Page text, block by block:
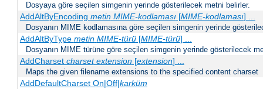
Dosyaya göre seçilen simgenin yerinde gösterilecek metni belirler.
AddAltByEncoding metin MIME-kodlaması[MIME-kodlaması] ...
Dosyanın MIME kodlamasına göre seçilen simgenin yerinde
AddAltByType metin MIME-türü[MIME-türü] ...
Dosyanın MIME türüne göre seçilen simgenin yerinde gösterilecek
AddCharset charset extension[extension] ...
Maps the given filename extensions to the specified content charset
AddDefaultCharset On|Off|karküm